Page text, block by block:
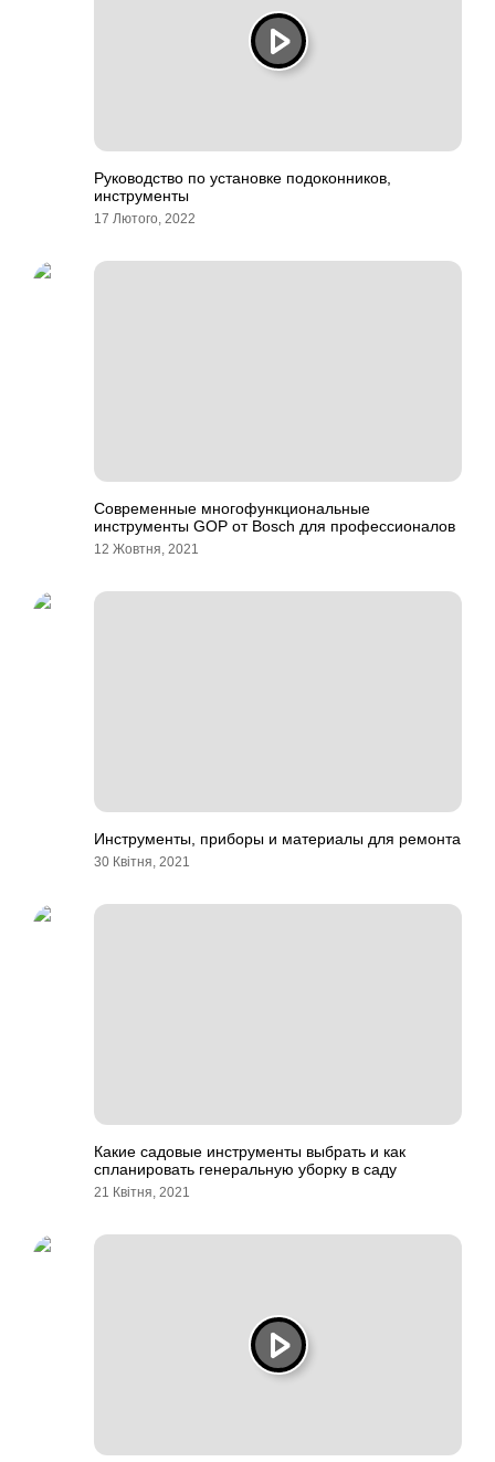
Руководство по установке подоконников,
инструменты
17 Лютого, 2022
Современные многофункциональные
инструменты GOP от Bosch для профессионалов
12 Жовтня, 2021
Инструменты, приборы и материалы для ремонта
30 Квітня, 2021
Какие садовые инструменты выбрать и как
спланировать генеральную уборку в саду
21 Квітня, 2021